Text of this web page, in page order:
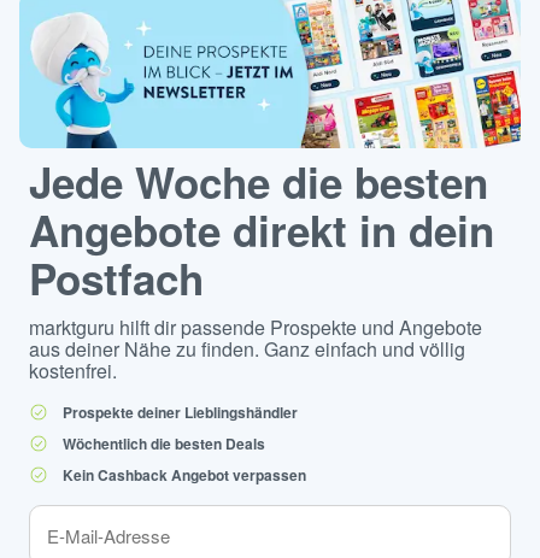
Jede Woche die besten
Angebote direkt in dein
Postfach
marktguru hilft dir passende Prospekte und Angebote
aus deiner Nähe zu finden. Ganz einfach und völlig
kostenfrei.
Prospekte deiner Lieblingshändler
Wöchentlich die besten Deals
Kein Cashback Angebot verpassen